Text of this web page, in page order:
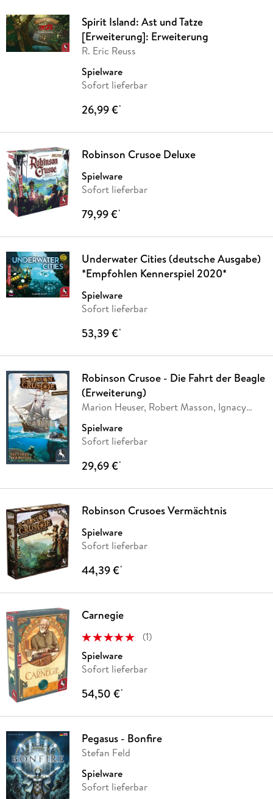
Spirit Island: Ast und Tatze
[Erweiterung]: Erweiterung
R. Eric Reuss
Spielware
Sofort lieferbar
26,99 €*
Robinson Crusoe Deluxe
Spielware
Sofort lieferbar
79,99 €*
Underwater Cities (deutsche Ausgabe)
*Empfohlen Kennerspiel 2020*
Spielware
Sofort lieferbar
53,39 €*
Robinson Crusoe - Die Fahrt der Beagle
(Erweiterung)
Marion Heuser, Robert Masson, Ignacy
Spielware
Sofort lieferbar
29,69 €*
Robinson Crusoes Vermächtnis
Spielware
Sofort lieferbar
44,39 €*
Carnegie
(1)
Spielware
Sofort lieferbar
54,50 €*
Pegasus - Bonfire
Stefan Feld
Spielware
Sofort lieferbar